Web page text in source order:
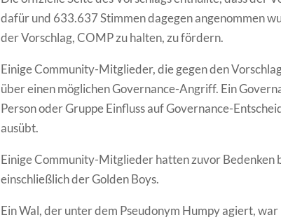
dafür und 633.637 Stimmen dagegen angenommen
der Vorschlag, COMP zu halten, zu fördern.
Einige Community-Mitglieder, die gegen den
über einen möglichen Governance-Angriff. Ein
Person oder Gruppe Einfluss auf Governance-
ausübt.
Einige Community-Mitglieder hatten zuvor Bedenken
einschließlich der Golden Boys.
Ein Wal, der unter dem Pseudonym Humpy agiert,